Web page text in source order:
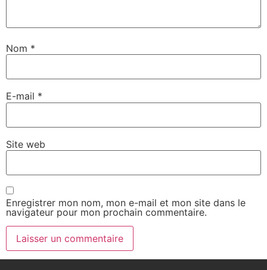
Nom *
E-mail *
Site web
Enregistrer mon nom, mon e-mail et mon site dans le
navigateur pour mon prochain commentaire.